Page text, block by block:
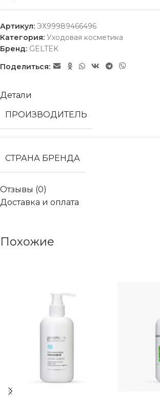
Артикул: ЭХ99989466496
Категория: Уходовая косметика
Бренд: GELTEK
Поделиться:
Детали
ПРОИЗВОДИТЕЛЬ
СТРАНА БРЕНДА
Отзывы (0)
Доставка и оплата
Похожие